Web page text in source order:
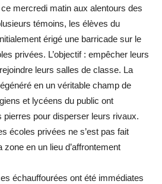
mercredi matin aux alentours des
témoins, les élèves du
érigé une barricade sur le
privées. L’objectif : empêcher leurs
leurs salles de classe. La
en un véritable champ de
et lycéens du public ont
pour disperser leurs rivaux.
écoles privées ne s’est pas fait
en un lieu d’affrontement
échauffourées ont été immédiates